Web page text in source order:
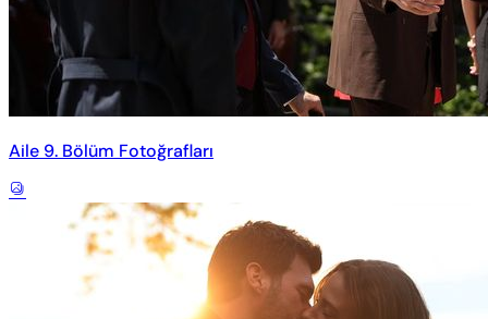
Aile 9. Bölüm Fotoğrafları